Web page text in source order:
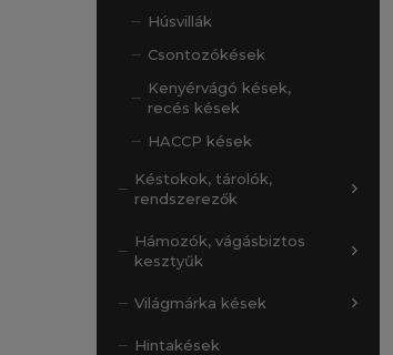
Húsvillák
Csontozókések
Kenyérvágó kések,
recés kések
HACCP kések
Késtokok, tárolók,
rendszerezők
Hámozók, vágásbiztos
kesztyűk
Világmárka kések
Hintakések